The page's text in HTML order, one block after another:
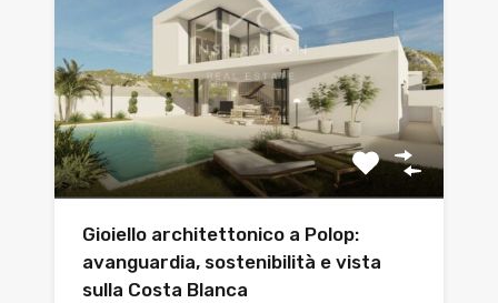
Gioiello architettonico a Polop:
avanguardia, sostenibilità e vista
sulla Costa Blanca